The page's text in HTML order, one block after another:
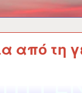
από τη